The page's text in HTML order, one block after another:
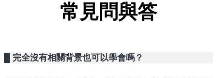
常見問與答
█ 完全沒有相關背景也可以學會嗎？